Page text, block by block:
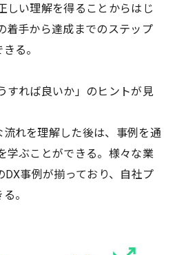
しい理解を得ることからはじ
着手から達成までのステップ
る。
れば良いか」のヒントが見
れを理解した後は、事例を通
学ぶことができる。様々な業
事例が揃っており、自社プ
。